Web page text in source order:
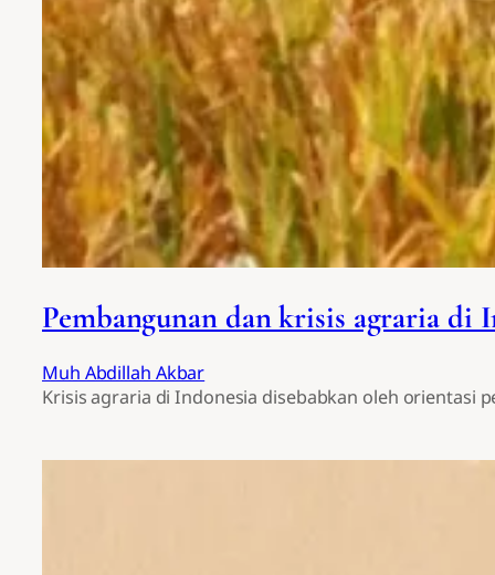
Pembangunan dan krisis agraria di
Muh Abdillah Akbar
Krisis agraria di Indonesia disebabkan oleh orientasi